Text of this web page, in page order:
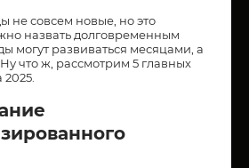
не совсем новые, но это
назвать долговременным
могут развиваться месяцами, а
что ж, рассмотрим 5 главных